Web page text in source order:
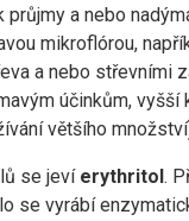
a nebo
mikroflórou,
a nebo střevními
účinkům,
většího
se jeví erythritol .
se vyrábí